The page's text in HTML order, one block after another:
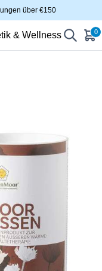
über €150
& Wellness 0